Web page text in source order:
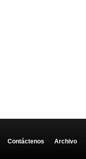
Contáctenos - Archivo -